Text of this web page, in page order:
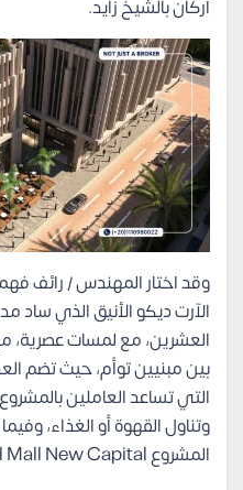
أركان بالشيخ زايد.
وقد اختار المهندس /
الآرت ديكو الأنيق الذي ساد
العشرين، مع لمسات عصرية،
بين مبنيين توأم، حيث تضم
التي تساعد العاملين
وتناول القهوة أو الغذاء،
المشروعNew Capital: